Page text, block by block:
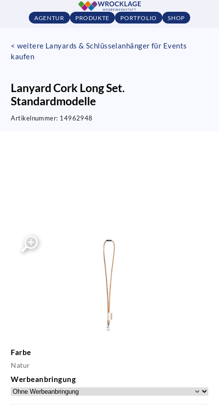
AGENTUR PRODUKTE PORTFOLIO SHOP
< weitere Lanyards & Schlüsselanhänger für Events
kaufen
Lanyard Cork Long Set.
Standardmodelle
Artikelnummer: 14962948
Farbe
Natur
Werbeanbringung